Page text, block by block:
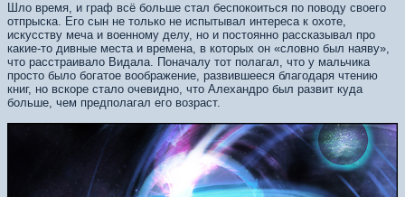
Шло время, и граф всё больше стал беспокоиться по поводу своего
отпрыска. Его сын не только не испытывал интереса к охоте,
искусству меча и военному делу, но и постоянно рассказывал про
какие-то дивные места и времена, в которых он «словно был наяву»,
что расстраивало Видала. Поначалу тот полагал, что у мальчика
просто было богатое воображение, развившееся благодаря чтению
книг, но вскоре стало очевидно, что Алехандро был развит куда
больше, чем предполагал его возраст.